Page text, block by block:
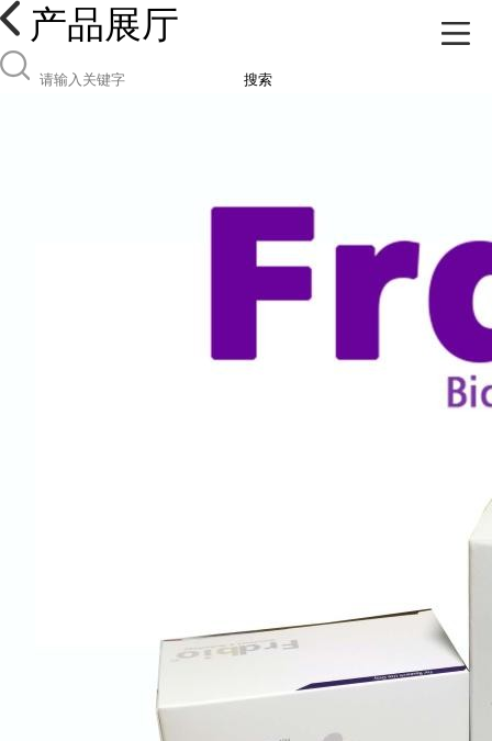
产品展厅
搜索